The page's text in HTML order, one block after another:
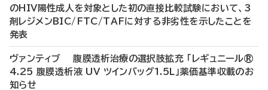
のHIV陽性成人を対象とした初の直接比較試験において、3
剤レジメンBIC/FTC/TAFに対する非劣性を示したことを
発表
ヴァンティブ 腹膜透析治療の選択肢拡充 「レギュニール®
4.25 腹膜透析液 UV ツインバッグ1.5L」薬価基準収載のお
知らせ